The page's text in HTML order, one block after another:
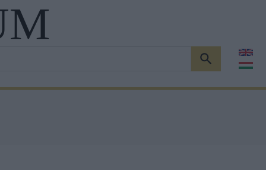
KERESÉS